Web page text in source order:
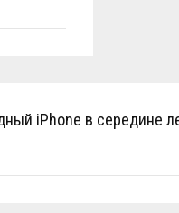
iPhone в середине